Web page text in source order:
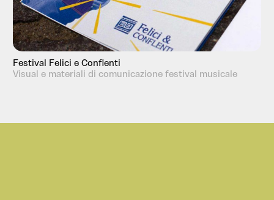
Festival Felici e Conflenti
Visual e materiali di comunicazione festival musicale